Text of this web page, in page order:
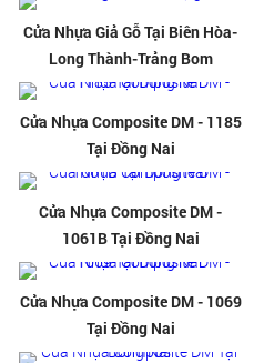
Cửa Nhựa Giả Gỗ Tại Biên Hòa-
Long Thành-Trảng Bom
Cửa Nhựa Composite DM - 1185
Tại Đồng Nai
Cửa Nhựa Composite DM -
1061B Tại Đồng Nai
Cửa Nhựa Composite DM - 1069
Tại Đồng Nai